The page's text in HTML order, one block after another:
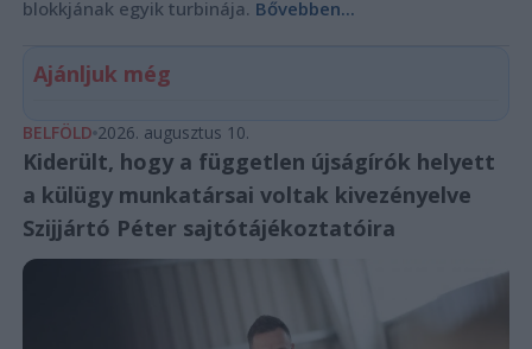
blokkjának egyik turbinája. Bővebben...
Ajánljuk még
BELFÖLD 2026. augusztus 10.
Kiderült, hogy a független újságírók helyett
a külügy munkatársai voltak kivezényelve
Szijjártó Péter sajtótájékoztatóira